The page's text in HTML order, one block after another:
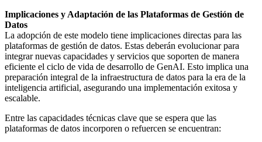
Implicaciones y Adaptación de las Plataformas de Gestión de
Datos
La adopción de este modelo tiene implicaciones directas para las
plataformas de gestión de datos. Estas deberán evolucionar para
integrar nuevas capacidades y servicios que soporten de manera
eficiente el ciclo de vida de desarrollo de GenAI. Esto implica una
preparación integral de la infraestructura de datos para la era de la
inteligencia artificial, asegurando una implementación exitosa y
escalable.
Entre las capacidades técnicas clave que se espera que las
plataformas de datos incorporen o refuercen se encuentran: